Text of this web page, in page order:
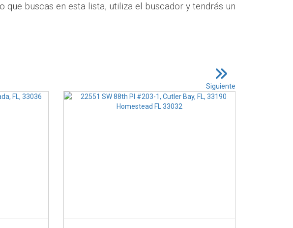
buscas en esta lista, utiliza el buscador y tendrás un
Siguiente